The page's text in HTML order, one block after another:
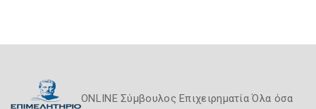
ONLINE Σύμβουλος Επιχειρηματία Όλα όσα